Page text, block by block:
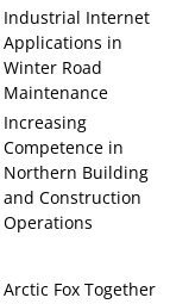
Industrial Internet
Applications in
Winter Road
Maintenance
Increasing
Competence in
Northern Building
and Construction
Operations
Arctic Fox Together